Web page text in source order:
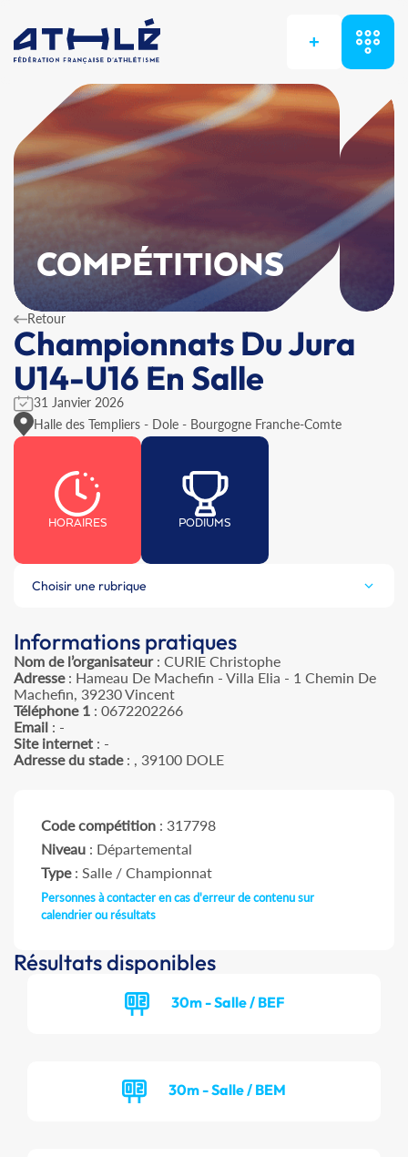
+
COMPÉTITIONS
Retour
Championnats Du Jura
U14-U16 En Salle
31 Janvier 2026
Halle des Templiers - Dole - Bourgogne Franche-Comte
HORAIRES PODIUMS
Choisir une rubrique
Informations pratiques
Nom de l’organisateur: CURIE Christophe
Adresse: Hameau De Machefin - Villa Elia - 1 Chemin De
Machefin, 39230 Vincent
Téléphone 1 : 0672202266
Email : -
Site internet : -
Adresse du stade: , 39100 DOLE
Code compétition : 317798
Niveau : Départemental
Type: Salle / Championnat
Personnes à contacter en cas d'erreur de contenu sur
calendrier ou résultats
Résultats disponibles
30m - Salle / BEF
30m - Salle / BEM